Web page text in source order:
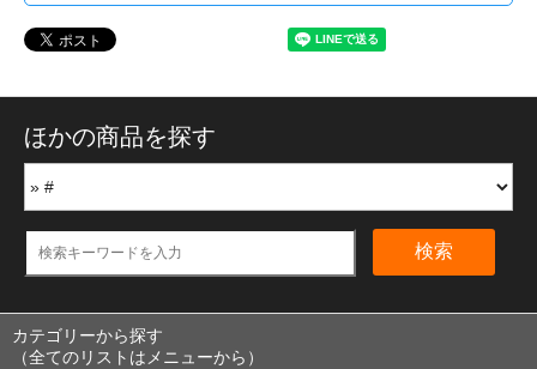
ほかの商品を探す
検索
カテゴリーから探す
（全てのリストはメニューから）